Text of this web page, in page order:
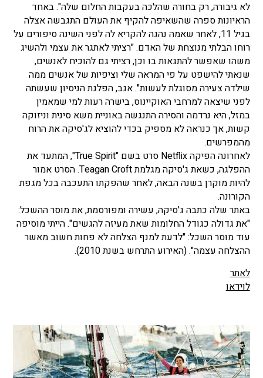
לא גיבורה, רק בחורה שהלכה בעקבות החלום שלה". באחד
הראיונות ספרה שהשאיפה להקיף את העולם התגבשה אצלה
בגיל 11, לאחר שאמה נהגה להקריא לה לפני השינה סיפורים על
רוחו הבלתי מנוצחת של האדם. "רציתי לאתגר את עצמי ולהשיג
משהו שאפשר להתגאות בו וכן, רציתי גם להוכיח לאנשים,
שנאתי להישפט על פי המראה שלי וציפיות של אנשים ממה
שילדה צעירה מסוגלת לעשות". אגב, הפלגת הניסיון שעשתה
לפני שיצאה למרחבי האוקיינוס, בישרה רעות למי שמאמין
במזל, היא נרדמה והסירה התנגשה באוניית משא סינית וניזוקה
קשות, אך כנראה לא מספיק בכדי להוציא לג'סיקה את הרוח
מהמפרשים.
לאחרונה הפיקה Netflix סרט בשם "True Spirit", המתעד את
ההפלגה, כשאת ג'סיקה מגלמת Teagan Croft. הסרט אמור
להיות מוקרן בשנה הבאה, לאחר שהפקתו התעכבה בכל מגפת
הקורונה.
באתר שלה כתבה ג'סיקה, עשירה ומפורסמת, את מוסר ההשכל:
"את גדולה כגודל החלומות שאת מעיזה להגשים". הייתי מוסיפה
עוד מוסר השכל: "לדעת למנף הצלחה לא פחות חשוב מאשר
ההצלחה עצמה". (האירוע התרחש בשנת 2010).
לאתר
לוידאו